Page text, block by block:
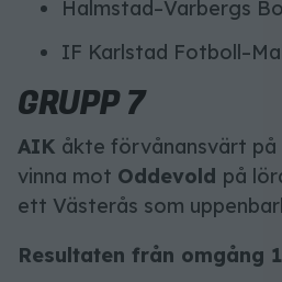
Halmstad–Varbergs
IF Karlstad
GRUPP 7
AIK åkte förvånansvärt
vinna mot Oddevold på
ett Västerås som
Resultaten från omgång 1